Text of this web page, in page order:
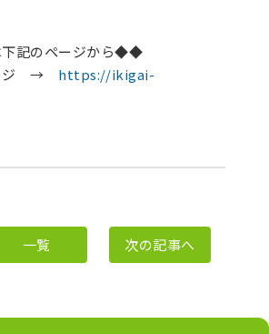
記のページから◆◆
ジ → https://ikigai-
一覧 次の記事へ